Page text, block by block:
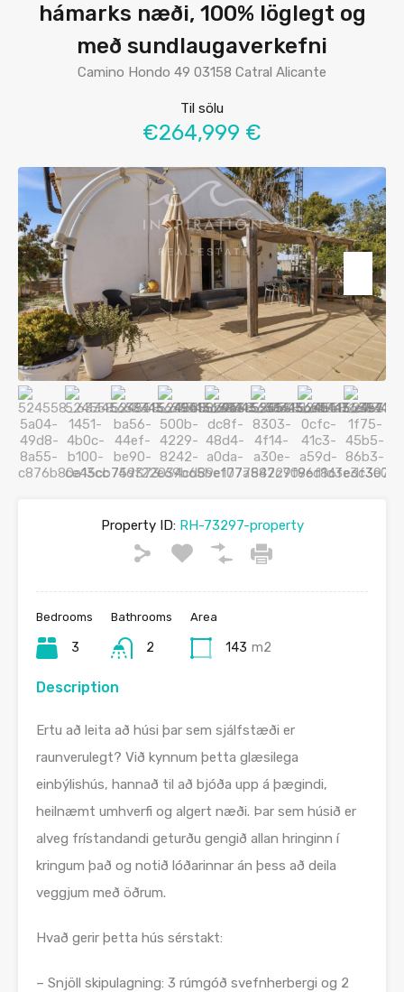
hámarks næði, 100% löglegt og
með sundlaugaverkefni
Camino Hondo 49 03158 Catral Alicante
Til sölu
€264,999 €
Property ID:RH-73297-property
Bedrooms
3
Bathrooms
2
Area
143 m2
Description
Ertu að leita að húsi þar sem sjálfstæði er
raunverulegt? Við kynnum þetta glæsilega
einbýlishús, hannað til að bjóða upp á þægindi,
heilnæmt umhverfi og algert næði. Þar sem húsið er
alveg frístandandi geturðu gengið allan hringinn í
kringum það og notið lóðarinnar án þess að deila
veggjum með öðrum.
Hvað gerir þetta hús sérstakt:
– Snjöll skipulagning: 3 rúmgóð svefnherbergi og 2